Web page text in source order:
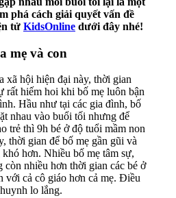
phá cách giải quyết vấn đề
tử KidsOnline dưới đây nhé!
mẹ và con
xã hội hiện đại này, thời gian
rất hiếm hoi khi bố mẹ luôn bận
Hầu như tại các gia đình, bố
nhau vào buổi tối nhưng để
trẻ thì 9h bé ở độ tuổi mầm non
thời gian để bố mẹ gần gũi và
hơn. Nhiều bố mẹ tâm sự,
còn nhiều hơn thời gian các bé ở
với cả cô giáo hơn cả mẹ. Điều
lo lắng.